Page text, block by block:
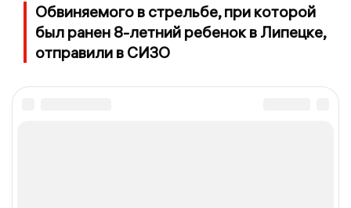
Обвиняемого в стрельбе, при которой
был ранен 8-летний ребенок в Липецке,
отправили в СИЗО